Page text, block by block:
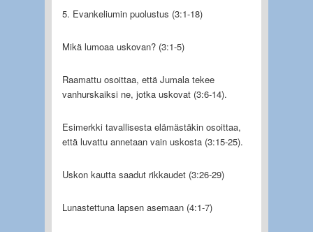
5. Evankeliumin puolustus (3:1-18)
Mikä lumoaa uskovan? (3:1-5)
Raamattu osoittaa, että Jumala tekee
vanhurskaiksi ne, jotka uskovat (3:6-14).
Esimerkki tavallisesta elämästäkin osoittaa,
että luvattu annetaan vain uskosta (3:15-25).
Uskon kautta saadut rikkaudet (3:26-29)
Lunastettuna lapsen asemaan (4:1-7)